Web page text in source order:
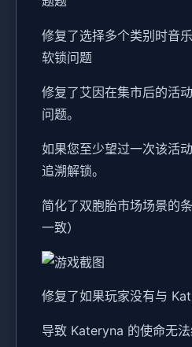
修复了选择多个类别时音
软锁问题
修复了艾因在集市后的活
问题。
如果您至少望过一次该活
追溯解锁。
简化了双胞胎市场场景的
一致）
修复了如果玩家没有与
导致 Kateryna 的使命无